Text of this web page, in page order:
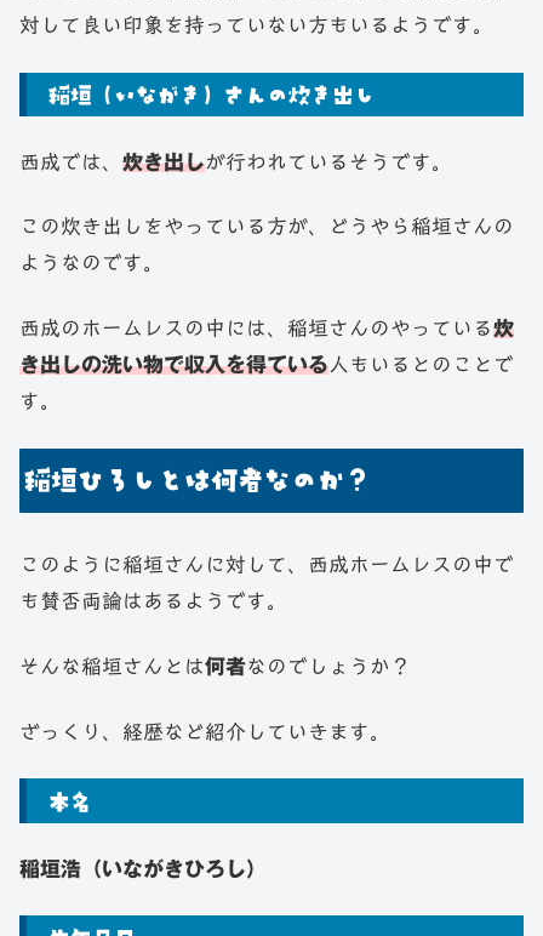
対して良い印象を持っていない方もいるようです。
稲垣（いながき）さんの炊き出し
西成では、 炊き出しが行われているそうです。
この炊き出しをやっている方が、どうやら稲垣さんの
ようなのです。
西成のホームレスの中には、稲垣さんのやっている炊
き出しの洗い物で収入を得ている人もいるとのことで
す。
稲垣ひろしとは何者なのか？
このように稲垣さんに対して、西成ホームレスの中で
も賛否両論はあるようです。
そんな稲垣さんとは何者なのでしょうか？
ざっくり、経歴など紹介していきます。
本名
稲垣浩（いながきひろし）